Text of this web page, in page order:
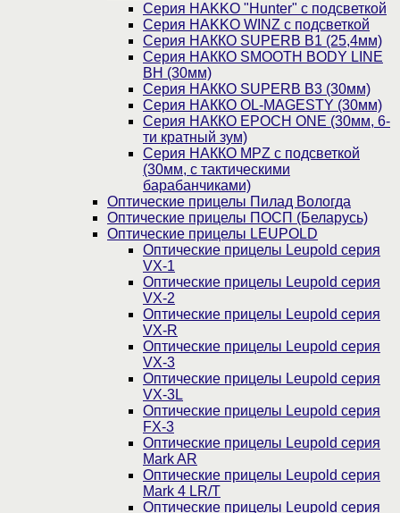
Cерия HAKKO "Hunter" с подсветкой
Серия НAKKO WINZ с подсветкой
Серия НАККО SUPERB B1 (25,4мм)
Серия НАККО SMOOTH BODY LINE
BH (30мм)
Серия НАККО SUPERB B3 (30мм)
Серия НАККО OL-MAGESTY (30мм)
Серия НАККО EPOCH ONE (30мм, 6-
ти кратный зум)
Серия НАККО MPZ с подсветкой
(30мм, c тактическими
барабанчиками)
Оптические прицелы Пилад Вологда
Оптические прицелы ПОСП (Беларусь)
Оптические прицелы LEUPOLD
Оптические прицелы Leupold серия
VX-1
Оптические прицелы Leupold серия
VX-2
Оптические прицелы Leupold серия
VX-R
Оптические прицелы Leupold серия
VX-3
Оптические прицелы Leupold серия
VX-3L
Оптические прицелы Leupold серия
FX-3
Оптические прицелы Leupold серия
Mark AR
Оптические прицелы Leupold серия
Mark 4 LR/T
Оптические прицелы Leupold серия